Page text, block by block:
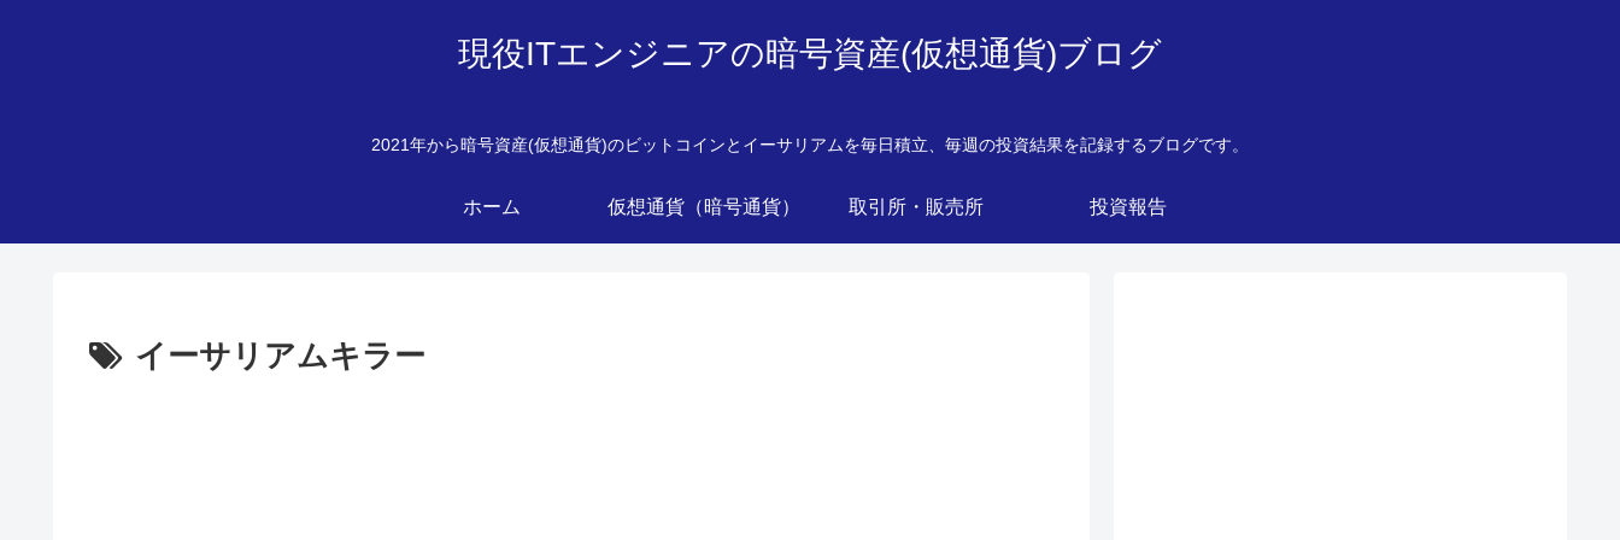
現役ITエンジニアの暗号資産(仮想通貨)ブログ
2021年から暗号資産(仮想通貨)のビットコインとイーサリアムを毎日積立、毎週の投資結果を記録するブログです。
ホーム 仮想通貨（暗号通貨） 取引所・販売所 投資報告
イーサリアムキラー